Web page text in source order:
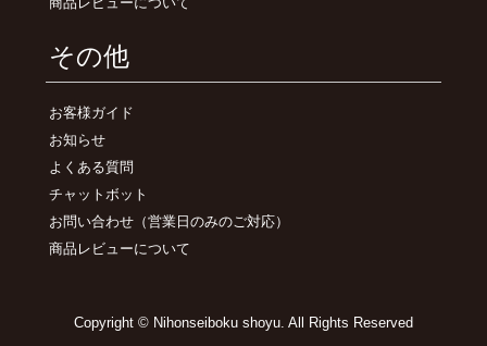
その他
お客様ガイド
お知らせ
よくある質問
チャットボット
お問い合わせ （営業日のみのご対応）
商品レビューについて
Copyright © Nihonseiboku shoyu. All Rights Reserved